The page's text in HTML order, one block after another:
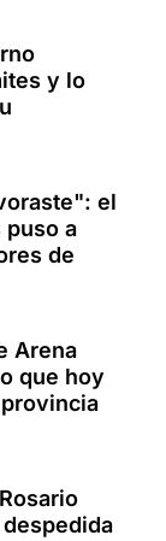
y lo
el
puso a
de
Arena
que hoy